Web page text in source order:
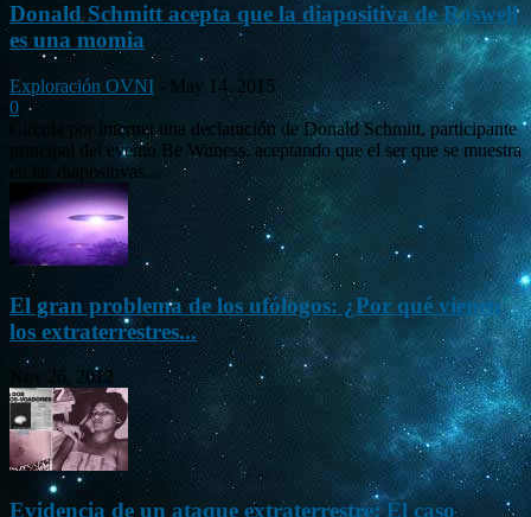
Donald Schmitt acepta que la diapositiva de Roswell
es una momia
Exploración OVNI - May 14, 2015
0
Circula por internet una declaración de Donald Schmitt, participante
principal del evento Be Witness, aceptando que el ser que se muestra
en las diapositivas...
El gran problema de los ufólogos: ¿Por qué vienen
los extraterrestres...
Nov 26, 2012
Evidencia de un ataque extraterrestre: El caso